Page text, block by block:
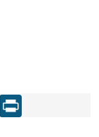
Print